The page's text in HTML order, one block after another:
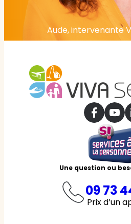
Aude, intervenante
Une question ou
09 73
Prix d’un